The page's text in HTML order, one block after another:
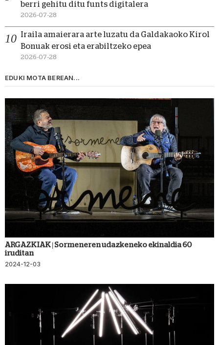
berri gehitu ditu funts digitalera
2026-07-28
Iraila amaierara arte luzatu da Galdakaoko Kirol
Bonuak erosi eta erabiltzeko epea
2026-07-28
EDUKI MOTA BEREAN...
ARGAZKIAK | Sormeneren udazkeneko ekinaldia 60
iruditan
2024-12-03